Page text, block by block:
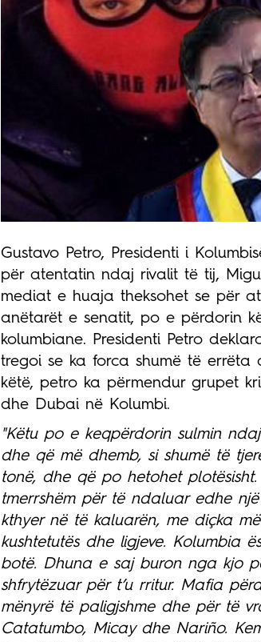
Gustavo Petro, Presidenti i
për atentatin ndaj rivalit të tij,
mediat e huaja theksohet se për
anëtarët e senatit, po e përdorin
kolumbiane. Presidenti Petro
tregoi se ka forca shumë të
këtë, petro ka përmendur grupet
dhe Dubai në Kolumbi.
"Këtu po e keqpërdorin sulmin
dhe që më dhemb, si shumë të
tonë, dhe që po hetohet
tmerrshëm për të ndaluar edhe
kthyer në të kaluarën, me diçka
kushtetutës dhe ligjeve. Kolumbia
botë. Dhuna e saj buron nga kjo
shfrytëzuar për t’u rritur. Mafia
mënyrë të paligjshme dhe për të
Catatumbo, Micay dhe Nariño.